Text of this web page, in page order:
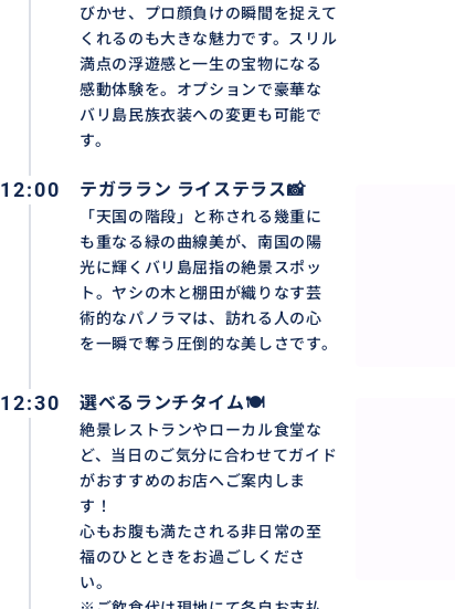
https://travel.buyma.com/service/a020202/
びかせ、プロ顔負けの瞬間を捉えて
くれるのも大きな魅力です。スリル
満点の浮遊感と一生の宝物になる
感動体験を。オプションで豪華な
バリ島民族衣装への変更も可能で
す。
12:00 テガララン ライステラス📸
「天国の階段」と称される幾重に
も重なる緑の曲線美が、南国の陽
光に輝くバリ島屈指の絶景スポッ
ト。ヤシの木と棚田が織りなす芸
術的なパノラマは、訪れる人の心
を一瞬で奪う圧倒的な美しさです。
12:30 選べるランチタイム🍽️
絶景レストランやローカル食堂な
ど、当日のご気分に合わせてガイド
がおすすめのお店へご案内しま
す！
心もお腹も満たされる非日常の至
福のひとときをお過ごしくださ
い。